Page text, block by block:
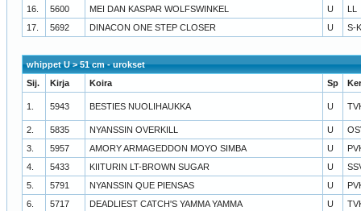
16.
5600 MEI DAN KASPAR WOLFSWINKEL U
LL
17.
5692 DINACON ONE STEP CLOSER U S-
whippet U > 51 cm - urokset
Sij.
Kirja Koira Sp
1. 5943 BESTIES NUOLIHAUKKA U
2. 5835 NYANSSIN OVERKILL U
3.
5957 AMORY ARMAGEDDON MOYO SIMBA U
4.
5433 KIITURIN LT-BROWN SUGAR U
5.
5791 NYANSSIN QUE PIENSAS U
6.
5717 DEADLIEST CATCH'S YAMMA YAMMA U